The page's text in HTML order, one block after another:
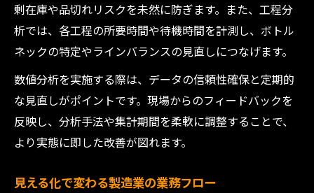
剰在庫や品切れリスクを未然に防ぎます。また、工程分
析では、各工程の所要時間や待機時間を計測し、ボトル
ネックの特定やラインバランスの見直しにつなげます。
数値分析を実施する際は、データの信頼性確保と定期的
な見直しがポイントです。現場からのフィードバックを
反映し、分析手法や集計期間を柔軟に調整することで、
より実態に即した改善が図れます。
見える化で変わる製造業の業務フロー